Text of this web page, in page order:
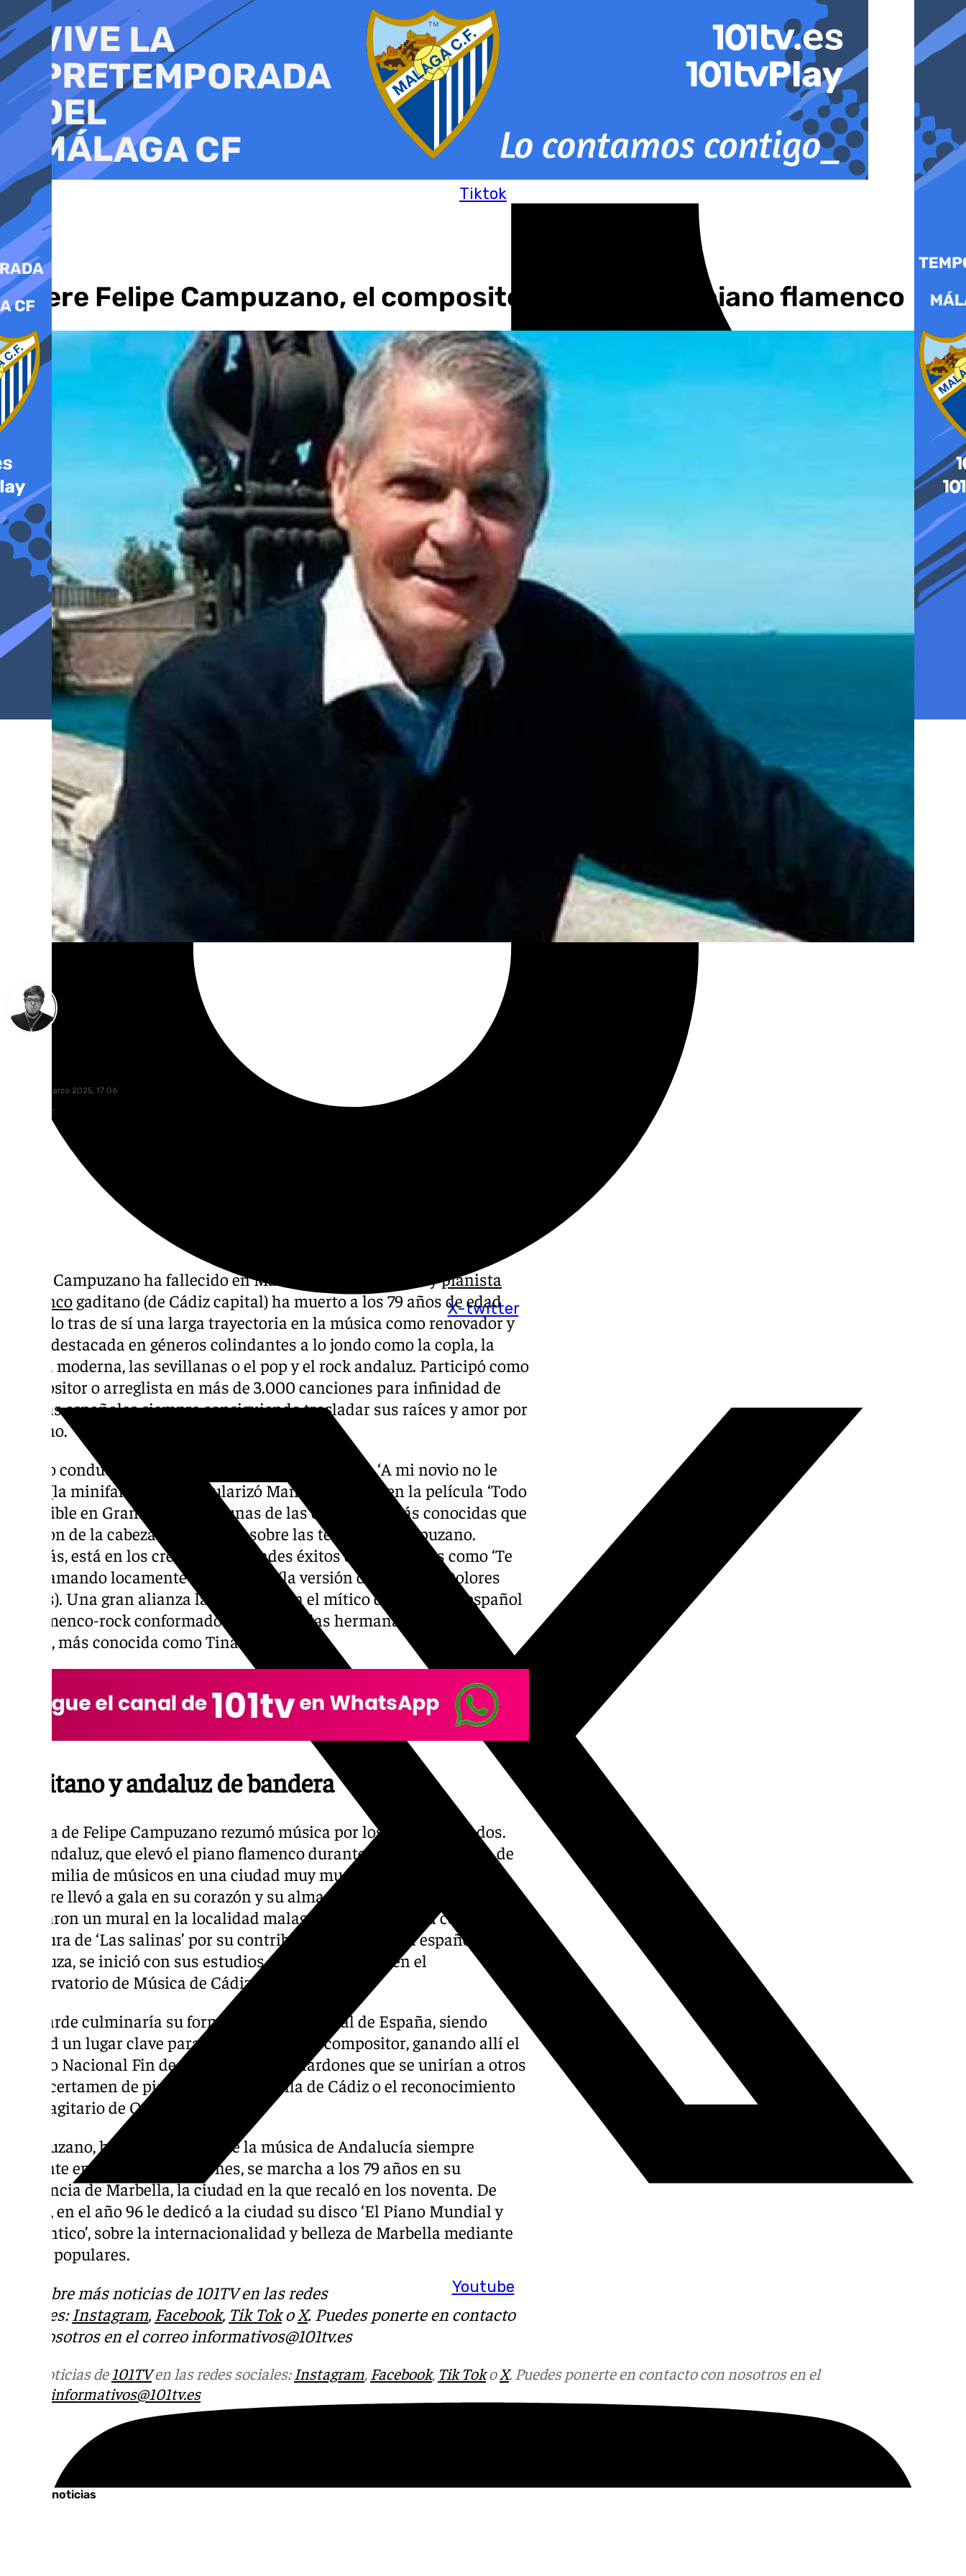
al
contenido
Tiktok
X-twitter
Youtube
Muere Felipe Campuzano, el compositor que elevó el piano flamenco
martes, 4 marzo 2025, 17:06
Compartir:
Felipe Campuzano ha fallecido en Marbella. El compositor ypianista
flamenco gaditano (de Cádiz capital) ha muerto a los 79 años de edad
dejando tras de sí una larga trayectoria en la música como renovador y
figura destacada en géneros colindantes a lo jondo como la copla, la
rumba moderna, las sevillanas o el pop y el rock andaluz. Participó como
compositor o arreglista en más de 3.000 canciones para infinidad de
artistas españoles siempre consiguiendo trasladar sus raíces y amor por
el piano.
‘Amigo conductor’, cantada por Perlita de Huelva, o ‘A mi novio no le
gusta (la minifalda)’, que popularizó Manolo Escobar en la película ‘Todo
es posible en Granada’, son algunas de las canciones más conocidas que
salieron de la cabeza y las manos sobre las teclas de Campuzano.
Además, está en los créditos de grandes éxitos de Las Grecas como ‘Te
estoy amando locamente’ o ‘Achilipú’ (la versión del tema de Dolores
Vargas). Una gran alianza la que tuvo con el mítico dúo musical español
de flamenco-rock conformado en 1973 por las hermanas Carmela y
Edelia, más conocida como Tina.
Gaditano y andaluz de bandera
La vida de Felipe Campuzano rezumó música por los cuatro costados.
Este andaluz, que elevó el piano flamenco durante su generación, es de
una familia de músicos en una ciudad muy musical como Cádiz, que
siempre llevó a gala en su corazón y su alma. Campuzano, al que le
dedicaron un mural en la localidad malagueña de Estepona con la
partitura de ‘Las salinas’ por su contribución a la música española y
andaluza, se inició con sus estudios de solfeo y piano en el
Conservatorio de Música de Cádiz.
Más tarde culminaría su formación en la capital de España, siendo
Madrid un lugar clave para su carrera como compositor, ganando allí el
Premio Nacional Fin de Carrera. Unos galardones que se unirían a otros
como certamen de piano Manuel de Falla de Cádiz o el reconocimiento
Arte Sagitario de Oro.
Campuzano, historia reciente de la música de Andalucía siempre
presente en sus composicipones, se marcha a los 79 años en su
residencia de Marbella, la ciudad en la que recaló en los noventa. De
hecho, en el año 96 le dedicó a la ciudad su disco ‘El Piano Mundial y
Romántico’, sobre la internacionalidad y belleza de Marbella mediante
temas populares.
Descubre más noticias de 101TV en las redes
sociales:Instagram, Facebook, Tik TokoX. Puedes ponerte en contacto
con nosotros en el correo informativos@101tv.es
Más noticias de101TVen las redes sociales:Instagram, Facebook, Tik TokoX. Puedes ponerte en contacto con nosotros en el
informativos@101tv.es
Últimas noticias